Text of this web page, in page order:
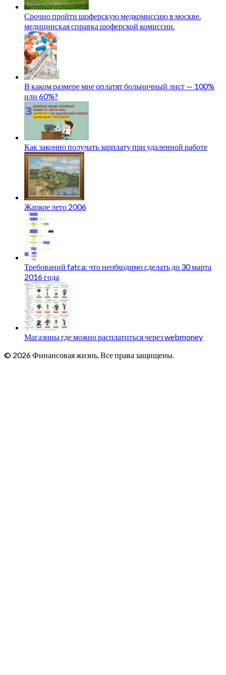
Срочно пройти шоферскую медкомиссию в москве.
медицинская справка шоферской комиссии.
В каком размере мне оплатят больничный лист — 100%
или 60%?
Как законно получать зарплату при удаленной работе
Жаркое лето 2006
Требований fatca: что необходимо сделать до 30 марта
2016 года
Магазины где можно расплатиться через webmoney
© 2026 Финансовая жизнь. Все права защищены.